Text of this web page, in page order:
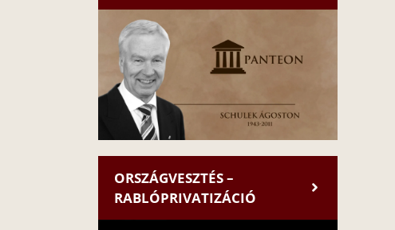
ORSZÁGVESZTÉS –
RABLÓPRIVATIZÁCIÓ